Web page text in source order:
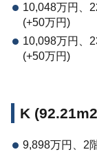
10,048万円、
(+50万円)
10,098万円、
(+50万円)
K
9,898万円、2